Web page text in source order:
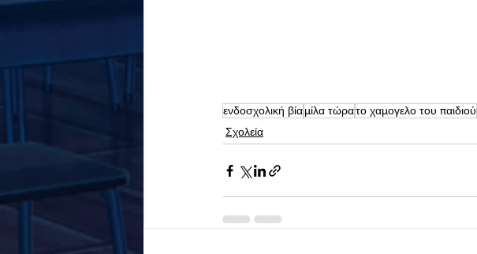
ενδοσχολική βίαμίλα τώρατο χαμογελο του παιδιού
Σχολεία